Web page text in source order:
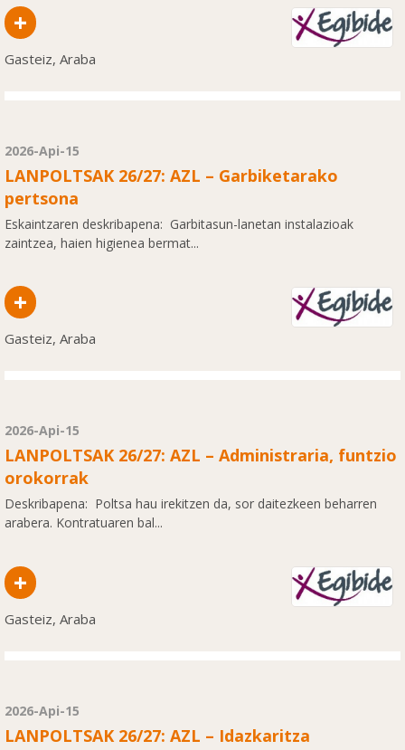
+
Gasteiz, Araba
2026-Api-15
LANPOLTSAK 26/27: AZL – Garbiketarako
pertsona
Eskaintzaren deskribapena: Garbitasun-lanetan instalazioak
zaintzea, haien higienea bermat...
+
Gasteiz, Araba
2026-Api-15
LANPOLTSAK 26/27: AZL – Administraria, funtzio
orokorrak
Deskribapena: Poltsa hau irekitzen da, sor daitezkeen beharren
arabera. Kontratuaren bal...
+
Gasteiz, Araba
2026-Api-15
LANPOLTSAK 26/27: AZL – Idazkaritza